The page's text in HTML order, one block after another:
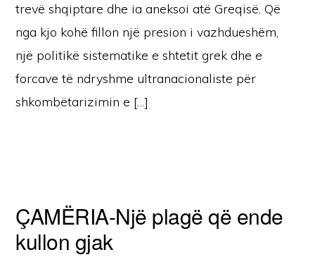
trevë shqiptare dhe ia aneksoi atë Greqisë. Që
nga kjo kohë fillon një presion i vazhdueshëm,
një politikë sistematike e shtetit grek dhe e
forcave të ndryshme ultranacionaliste për
shkombëtarizimin e […]
ÇAMËRIA-Një plagë që ende
kullon gjak